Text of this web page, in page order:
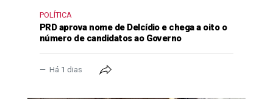
POLÍTICA
PRD aprova nome de Delcídio e chega a oito o
número de candidatos ao Governo
Há 1 dias